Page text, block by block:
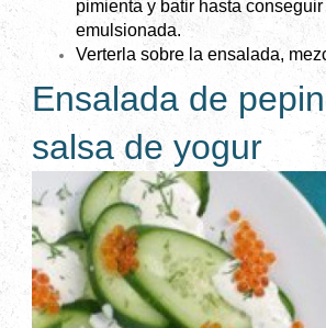
pimienta y batir hasta
emulsionada.
Verterla sobre la ensalada,
Ensalada de
salsa de yogur